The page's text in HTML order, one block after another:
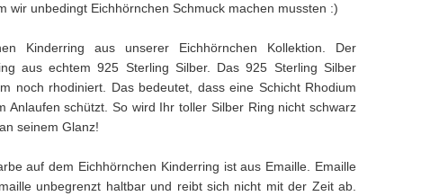
wir unbedingt Eichhörnchen Schmuck machen mussten :)
Kinderring aus unserer Eichhörnchen Kollektion. Der
aus echtem 925 Sterling Silber. Das 925 Sterling Silber
noch rhodiniert. Das bedeutet, dass eine Schicht Rhodium
Anlaufen schützt. So wird Ihr toller Silber Ring nicht schwarz
seinem Glanz!
auf dem Eichhörnchen Kinderring ist aus Emaille. Emaille
unbegrenzt haltbar und reibt sich nicht mit der Zeit ab.